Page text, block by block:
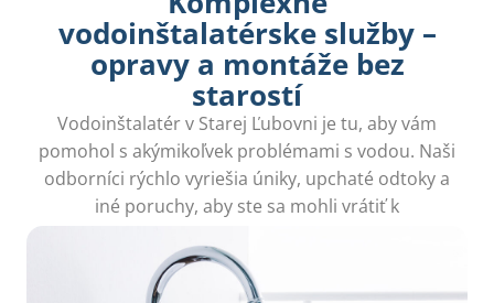
vodoinštalatérske služby –
opravy a montáže bez
starostí
Vodoinštalatér v Starej Ľubovni je tu, aby vám
pomohol s akýmikoľvek problémami s vodou. Naši
odborníci rýchlo vyriešia úniky, upchaté odtoky a
iné poruchy, aby ste sa mohli vrátiť k